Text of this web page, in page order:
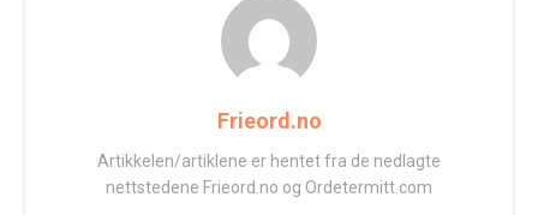
Frieord.no
Artikkelen/artiklene er hentet fra de nedlagte
nettstedene Frieord.no og Ordetermitt.com